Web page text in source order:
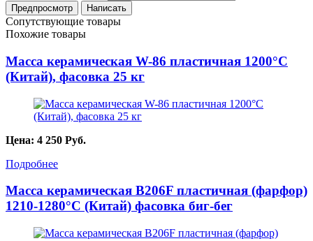
Сопутствующие товары
Похожие товары
Масса керамическая W-86 пластичная 1200°C
(Китай), фасовка 25 кг
Цена: 4 250 Руб.
Подробнее
Масса керамическая B206F пластичная (фарфор)
1210-1280°С (Китай) фасовка биг-бег